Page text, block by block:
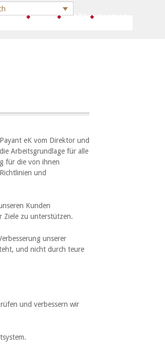
uns Kurse CELTA
eK vom Direktor und
Arbeitsgrundlage für alle
für die von ihnen
und
Kunden
Ziele zu unterstützen.
unserer
und nicht durch teure
und verbessern wir